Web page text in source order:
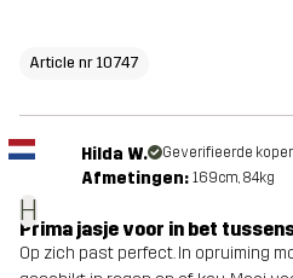
Article nr 10747
H
Hilda W. Geverifieerde koper
Afmetingen: 169cm, 84kg
Prima jasje voor in bet
Op zich past perfect. In opruiming